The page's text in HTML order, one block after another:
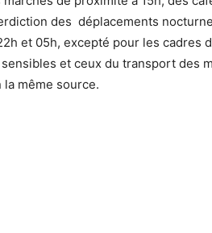
des déplacements
et 05h, excepté pour les cadres
et ceux du transport des
même source.